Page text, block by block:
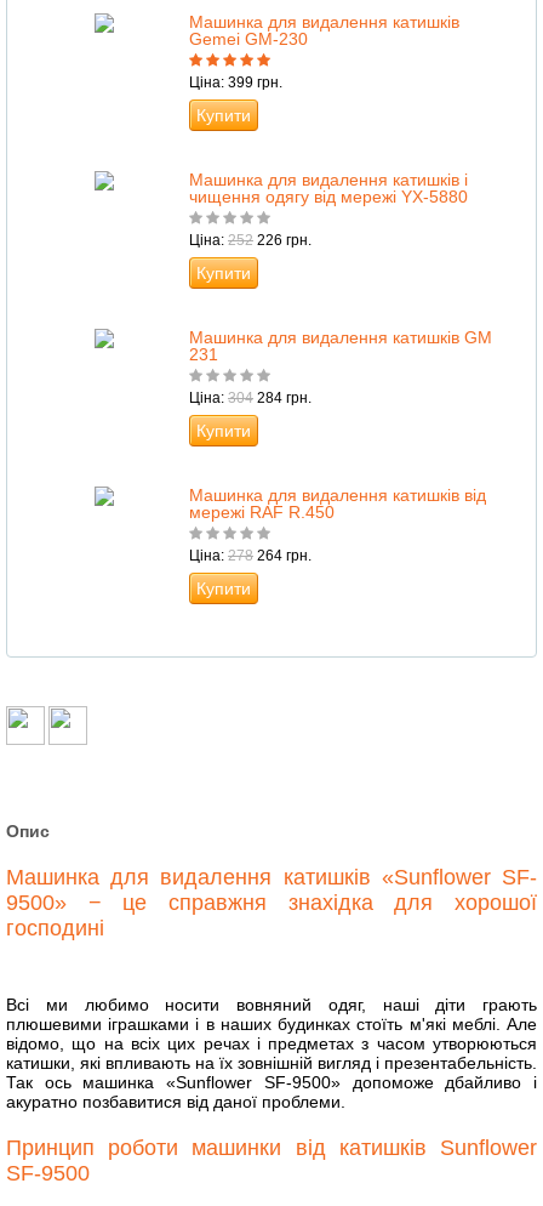
Машинка для видалення катишків
Gemei GM-230
Ціна: 399 грн.
Купити
Машинка для видалення катишків і
чищення одягу від мережі YX-5880
Ціна: 252 226 грн.
Купити
Машинка для видалення катишків GM
231
Ціна: 304 284 грн.
Купити
Машинка для видалення катишків від
мережі RAF R.450
Ціна: 278 264 грн.
Купити
Опис
Машинка для видалення катишків «Sunflower SF-
9500» − це справжня знахідка для хорошої
господині
Всі ми любимо носити вовняний одяг, наші діти грають
плюшевими іграшками і в наших будинках стоїть м'які меблі. Але
відомо, що на всіх цих речах і предметах з часом утворюються
катишки, які впливають на їх зовнішній вигляд і презентабельність.
Так ось машинка «Sunflower SF-9500» допоможе дбайливо і
акуратно позбавитися від даної проблеми.
Принцип роботи машинки від катишків Sunflower
SF-9500